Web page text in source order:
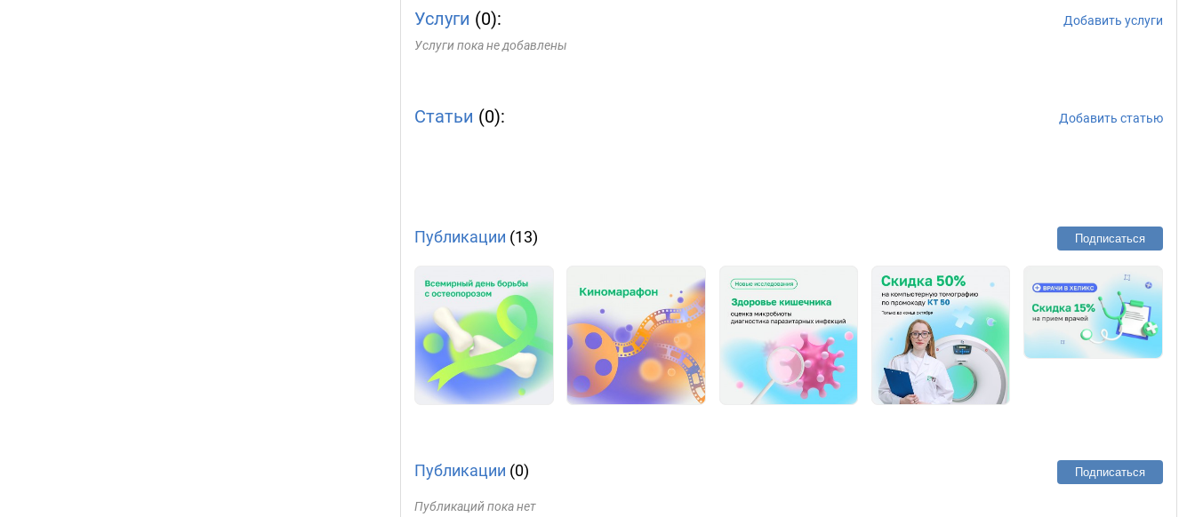
Услуги (0):
Добавить услуги
Услуги пока не добавлены
Статьи (0): Добавить статью
Публикации (13) Подписаться
Публикации (0) Подписаться
Публикаций пока нет